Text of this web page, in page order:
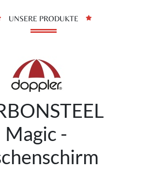
UNSERE PRODUKTE
Magic -